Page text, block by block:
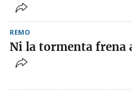
REMO
Ni la tormenta frena